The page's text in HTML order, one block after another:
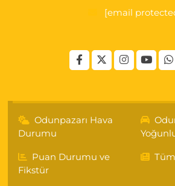
[email
Odunpazarı Hava
Durumu
Puan Durumu ve
Fikstür